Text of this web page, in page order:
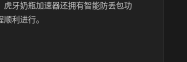
牙奶瓶加速器还拥有智能防丢包功
利进行。